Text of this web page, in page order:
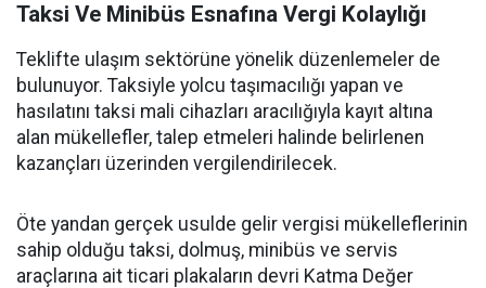
Taksi Ve Minibüs Esnafına Vergi Kolaylığı
Teklifte ulaşım sektörüne yönelik düzenlemeler de
bulunuyor. Taksiyle yolcu taşımacılığı yapan ve
hasılatını taksi mali cihazları aracılığıyla kayıt altına
alan mükellefler, talep etmeleri halinde belirlenen
kazançları üzerinden vergilendirilecek.
Öte yandan gerçek usulde gelir vergisi mükelleflerinin
sahip olduğu taksi, dolmuş, minibüs ve servis
araçlarına ait ticari plakaların devri Katma Değer